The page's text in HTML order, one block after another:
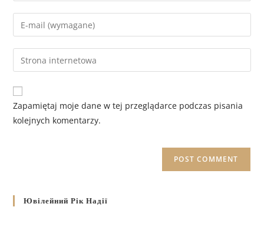
Zapamiętaj moje dane w tej przeglądarce podczas pisania
kolejnych komentarzy.
Ювілейний Рік Надії